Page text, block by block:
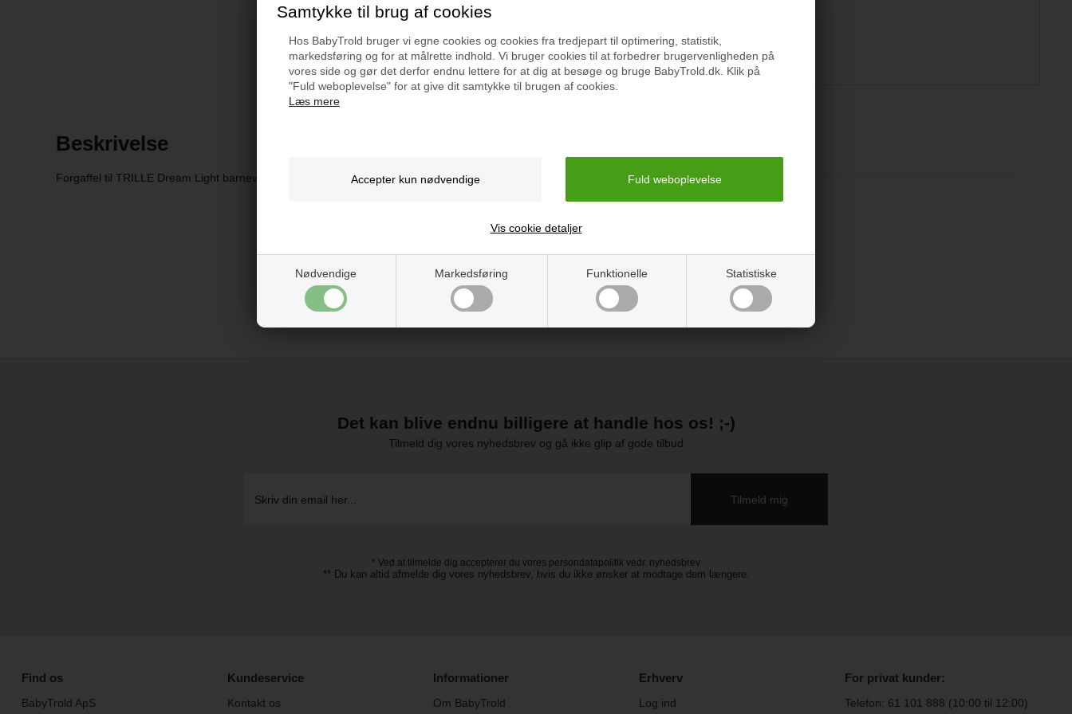
Samtykke til brug af cookies
Hos BabyTrold bruger vi egne cookies og cookies fra tredjepart til optimering, statistik,
markedsføring og for at målrette indhold. Vi bruger cookies til at forbedrer brugervenligheden på
vores side og gør det derfor endnu lettere for at dig at besøge og bruge BabyTrold.dk. Klik på
"Fuld weboplevelse" for at give dit samtykke til brugen af cookies.
Læs mere
Nødvendige Markedsføring Funktionelle Statistiske
Vis cookie detaljer
Beskrivelse
Forgaffel til TRILLE Dream Light barnevogn.
Vejledning
Det kan blive endnu billigere at handle hos os! ;-)
Tilmeld dig vores nyhedsbrev og gå ikke glip af gode tilbud
* Ved at tilmelde dig accepterer du vores persondatapolitik vedr. nyhedsbrev
** Du kan altid afmelde dig vores nyhedsbrev, hvis du ikke ønsker at modtage dem længere.
Find os
BabyTrold ApS
Kundeservice
Kontakt os
Informationer
Om BabyTrold
Erhverv
Log ind
For privat kunder:
Telefon: 61 101 888 (10:00 til 12:00)